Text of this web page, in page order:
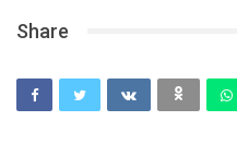
Share